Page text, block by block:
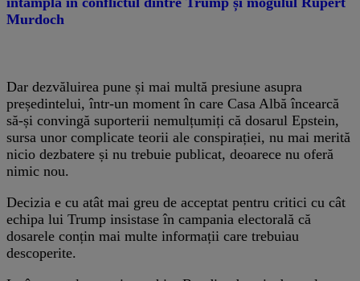
Murdoch
Dar dezvăluirea pune și mai multă presiune asupra
președintelui, într-un moment în care Casa Albă încearcă
să-și convingă suporterii nemulțumiți că dosarul Epstein,
sursa unor complicate teorii ale conspirației, nu mai merită
nicio dezbatere și nu trebuie publicat, deoarece nu oferă
nimic nou.
Decizia e cu atât mai greu de acceptat pentru critici cu cât
echipa lui Trump insistase în campania electorală că
dosarele conțin mai multe informații care trebuiau
descoperite.